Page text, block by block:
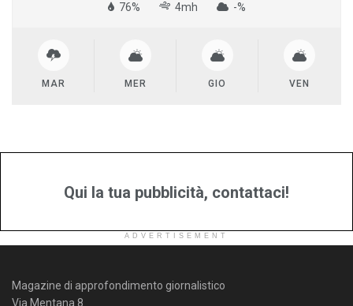
76% 4mh -%
MAR MER GIO VEN
Qui la tua pubblicità, contattaci!
ADVERTISEMENT
Magazine di approfondimento giornalistico
Via Mentana 8